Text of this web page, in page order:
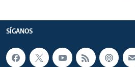
SÍGANOS